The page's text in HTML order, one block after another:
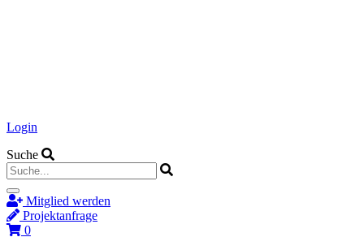
Login
Suche
Mitglied werden
Projektanfrage
0